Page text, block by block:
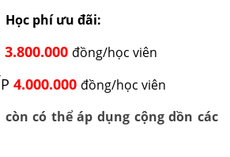
Học phí ưu đãi:
3.800.000 đồng/học viên
4.000.000 đồng/học viên
còn có thể áp dụng cộng dồn các